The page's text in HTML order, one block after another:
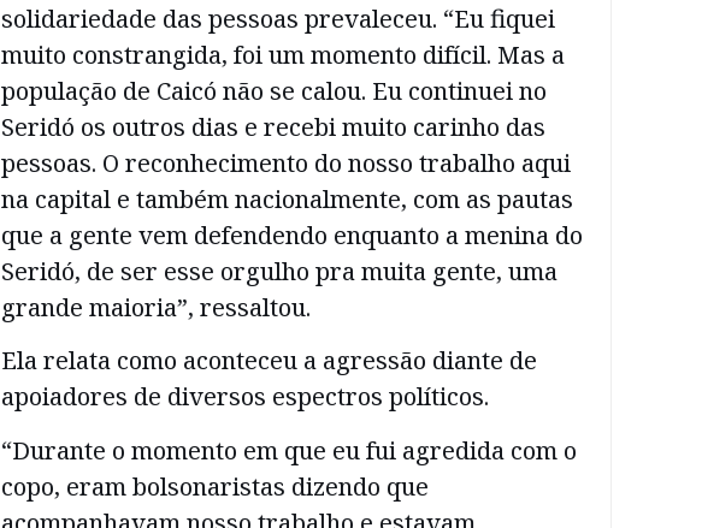
solidariedade das pessoas prevaleceu. “Eu fiquei
muito constrangida, foi um momento difícil. Mas a
população de Caicó não se calou. Eu continuei no
Seridó os outros dias e recebi muito carinho das
pessoas. O reconhecimento do nosso trabalho aqui
na capital e também nacionalmente, com as pautas
que a gente vem defendendo enquanto a menina do
Seridó, de ser esse orgulho pra muita gente, uma
grande maioria”, ressaltou.
Ela relata como aconteceu a agressão diante de
apoiadores de diversos espectros políticos.
“Durante o momento em que eu fui agredida com o
copo, eram bolsonaristas dizendo que